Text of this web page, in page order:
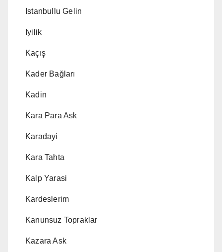
Istanbullu Gelin
Iyilik
Kaçış
Kader Bağları
Kadin
Kara Para Ask
Karadayi
Kara Tahta
Kalp Yarasi
Kardeslerim
Kanunsuz Topraklar
Kazara Ask